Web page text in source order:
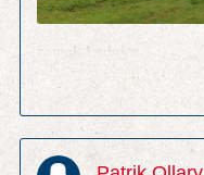
zamek Lednice